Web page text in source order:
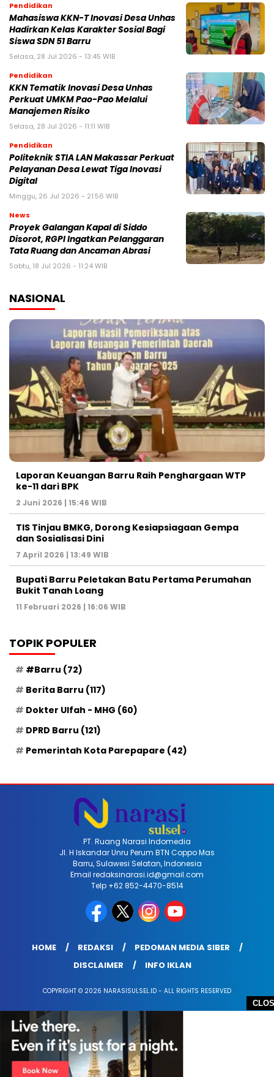
Pendidikan
Mahasiswa KKN-T Inovasi Desa Unhas
Hadirkan Kelas Karakter Sosial Bagi
Siswa SDN 51 Barru
Selasa, 28 Jul 2026 - 13:45 WIB
Pendidikan
KKN Tematik Inovasi Desa Unhas
Perkuat UMKM Pao-Pao Melalui
Manajemen Risiko
Selasa, 28 Jul 2026 - 11:11 WIB
Pendidikan
Politeknik STIA LAN Makassar Perkuat
Pelayanan Desa Lewat Tiga Inovasi
Digital
Minggu, 26 Jul 2026 - 21:56 WIB
News
Proyek Galangan Kapal di Siddo
Disorot, RGPI Ingatkan Pelanggaran
Tata Ruang dan Ancaman Abrasi
Sabtu, 18 Jul 2026 - 11:24 WIB
NASIONAL
Laporan Keuangan Barru Raih Penghargaan WTP
ke-11 dari BPK
2 Juni 2026 | 15:46 WIB
TIS Tinjau BMKG, Dorong Kesiapsiagaan Gempa
dan Sosialisasi Dini
7 April 2026 | 13:49 WIB
Bupati Barru Peletakan Batu Pertama Perumahan
Bukit Tanah Loang
11 Februari 2026 | 16:06 WIB
TOPIK POPULER
#Barru (72)
Berita Barru (117)
Dokter Ulfah - MHG (60)
DPRD Barru (121)
Pemerintah Kota Parepapare (42)
PT. Ruang Narasi Indomedia
Jl. H Iskandar Unru Perum BTN Coppo Mas
Barru, Sulawesi Selatan, Indonesia
Email redaksinarasi.id@gmail.com
Telp +62 852-4470-8514
HOME REDAKSI
PEDOMAN MEDIA SIBER
DISCLAIMER
INFO IKLAN
COPYRIGHT © 2026 NARASISULSEL.ID - ALL RIGHTS RESERVED